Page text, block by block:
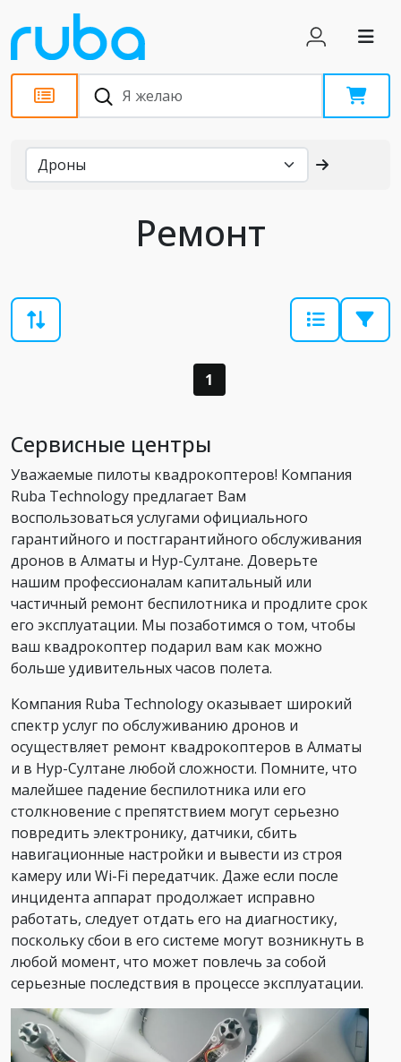
Каталог
Ремонт
1
Сервисные центры
Уважаемые пилоты квадрокоптеров! Компания
Ruba Technology предлагает Вам
воспользоваться услугами официального
гарантийного и постгарантийного обслуживания
дронов в Алматы и Нур-Султане. Доверьте
нашим профессионалам капитальный или
частичный ремонт беспилотника и продлите срок
его эксплуатации. Мы позаботимся о том, чтобы
ваш квадрокоптер подарил вам как можно
больше удивительных часов полета.
Компания Ruba Technology оказывает широкий
спектр услуг по обслуживанию дронов и
осуществляет ремонт квадрокоптеров в Алматы
и в Нур-Султане любой сложности. Помните, что
малейшее падение беспилотника или его
столкновение с препятствием могут серьезно
повредить электронику, датчики, сбить
навигационные настройки и вывести из строя
камеру или Wi-Fi передатчик. Даже если после
инцидента аппарат продолжает исправно
работать, следует отдать его на диагностику,
поскольку сбои в его системе могут возникнуть в
любой момент, что может повлечь за собой
серьезные последствия в процессе эксплуатации.